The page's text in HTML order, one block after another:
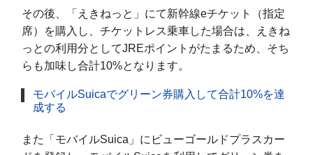
その後、「えきねっと」にて新幹線eチケット（指定
席）を購入し、チケットレス乗車した場合は、えきね
っとの利用分としてJREポイントがたまるため、そち
らも加味し合計10%となります。
モバイルSuicaでグリーン券購入して合計10%を達
成する
また「モバイルSuica」にビューゴールドプラスカー